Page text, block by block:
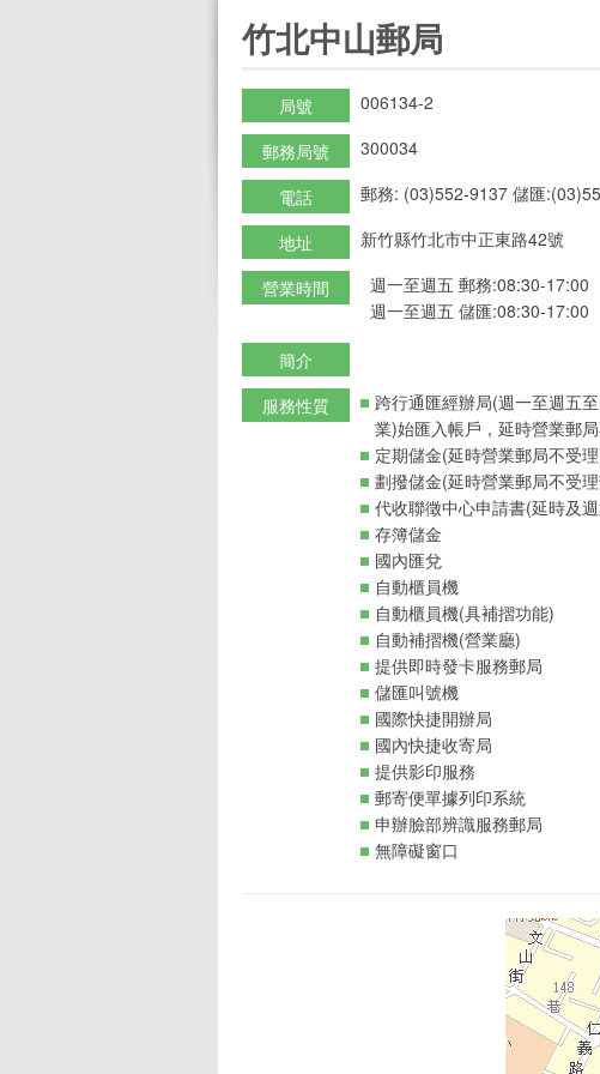
竹北中山郵局
局號 006134-2
郵務局號 300034
電話 郵務: (03)552-9137 儲匯
地址 新竹縣竹北市中正東路42號
營業時間
週一至週五 郵務:08:30-17:00
週一至週五 儲匯:08:30-17:00
簡介
服務性質
跨行通匯經辦局(週一至週五
業)始匯入帳戶，延時營業郵
定期儲金(延時營業郵局不受
劃撥儲金(延時營業郵局不受
代收聯徵中心申請書(延時及
存簿儲金
國內匯兌
自動櫃員機
自動櫃員機(具補摺功能)
自動補摺機(營業廳)
提供即時發卡服務郵局
儲匯叫號機
國際快捷開辦局
國內快捷收寄局
提供影印服務
郵寄便單據列印系統
申辦臉部辨識服務郵局
無障礙窗口